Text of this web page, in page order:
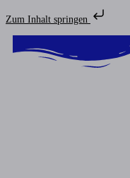
Zum Inhalt springen